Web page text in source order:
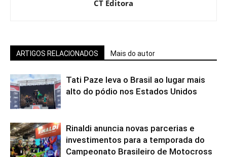
CT Editora
ARTIGOS RELACIONADOS Mais do autor
Tati Paze leva o Brasil ao lugar mais
alto do pódio nos Estados Unidos
Rinaldi anuncia novas parcerias e
investimentos para a temporada do
Campeonato Brasileiro de Motocross